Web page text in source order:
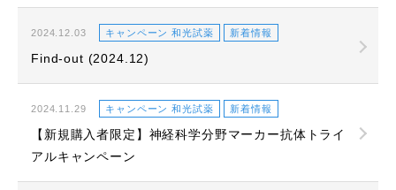
2024.12.03 キャンペーン 和光試薬 新着情報
Find-out (2024.12)
2024.11.29 キャンペーン 和光試薬 新着情報
【新規購入者限定】神経科学分野マーカー抗体トライ
アルキャンペーン